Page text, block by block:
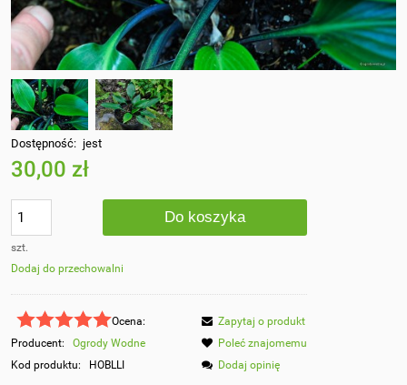
Dostępność: jest
30,00 zł
szt.
Do koszyka
Dodaj do przechowalni
Ocena:
Producent:
Ogrody Wodne
Kod produktu:
HOBLLI
Zapytaj o produkt
Poleć znajomemu
Dodaj opinię